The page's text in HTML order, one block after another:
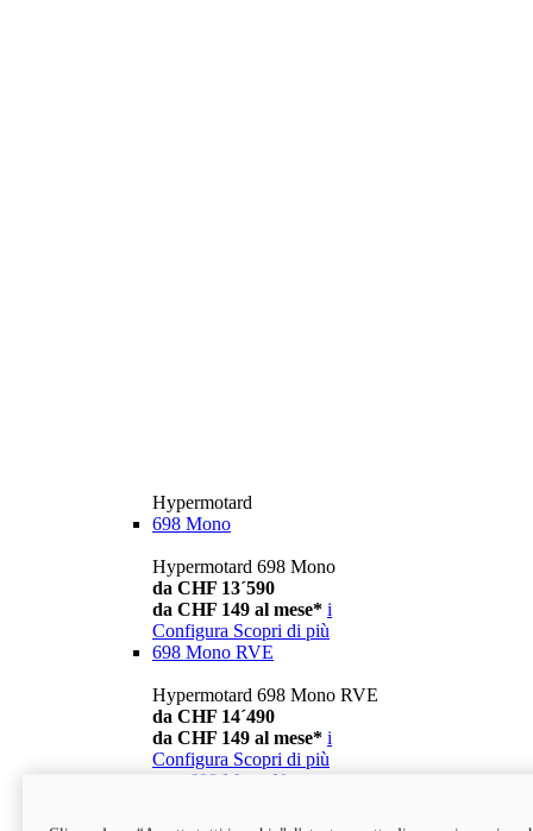
Hypermotard
698 Mono
Hypermotard 698 Mono
da CHF 13´590
da CHF 149 al mese* i
Configura Scopri di più
698 Mono RVE
Hypermotard 698 Mono RVE
da CHF 14´490
da CHF 149 al mese* i
Configura Scopri di più
698 Mono Nera
Hypermotard 698 Mono Nera